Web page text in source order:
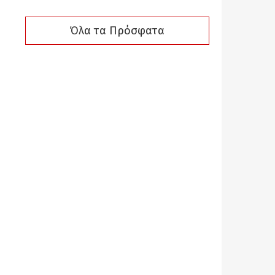
Όλα τα Πρόσφατα